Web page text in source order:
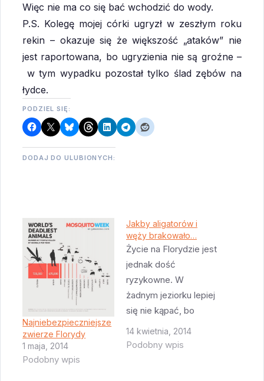
Więc nie ma co się bać wchodzić do wody.
P.S. Kolegę mojej córki ugryzł w zeszłym roku
rekin – okazuje się że większość „ataków” nie
jest raportowana, bo ugryzienia nie są groźne –
w tym wypadku pozostał tylko ślad zębów na
łydce.
PODZIEL SIĘ:
DODAJ DO ULUBIONYCH:
Najniebezpieczniejsze
zwierze Florydy
1 maja, 2014
Podobny wpis
Jakby aligatorów i
węży brakowało…
Życie na Florydzie jest
jednak dość
ryzykowne. W
żadnym jeziorku lepiej
się nie kąpać, bo
może siedzieć
aligator. W każdych
14 kwietnia, 2014
Podobny wpis